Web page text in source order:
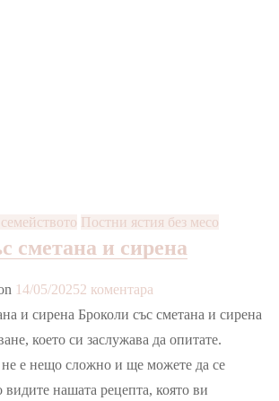
Постни ястия без месо
сметана и сирена
14/05/20252 коментара
Броколи
със
сметана
и
и сирена Броколи със сметана и сирена
което си заслужава да опитате.
е нещо сложно и ще можете да се
видите нашата рецепта, която ви